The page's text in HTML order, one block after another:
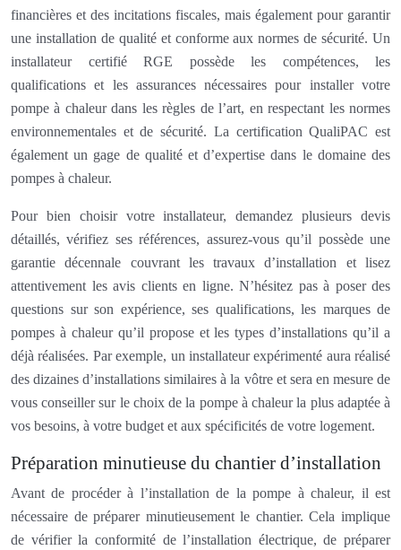
financières et des incitations fiscales, mais également pour garantir
une installation de qualité et conforme aux normes de sécurité. Un
installateur certifié RGE possède les compétences, les
qualifications et les assurances nécessaires pour installer votre
pompe à chaleur dans les règles de l’art, en respectant les normes
environnementales et de sécurité. La certification QualiPAC est
également un gage de qualité et d’expertise dans le domaine des
pompes à chaleur.
Pour bien choisir votre installateur, demandez plusieurs devis
détaillés, vérifiez ses références, assurez-vous qu’il possède une
garantie décennale couvrant les travaux d’installation et lisez
attentivement les avis clients en ligne. N’hésitez pas à poser des
questions sur son expérience, ses qualifications, les marques de
pompes à chaleur qu’il propose et les types d’installations qu’il a
déjà réalisées. Par exemple, un installateur expérimenté aura réalisé
des dizaines d’installations similaires à la vôtre et sera en mesure de
vous conseiller sur le choix de la pompe à chaleur la plus adaptée à
vos besoins, à votre budget et aux spécificités de votre logement.
Préparation minutieuse du chantier d’installation
Avant de procéder à l’installation de la pompe à chaleur, il est
nécessaire de préparer minutieusement le chantier. Cela implique
de vérifier la conformité de l’installation électrique, de préparer